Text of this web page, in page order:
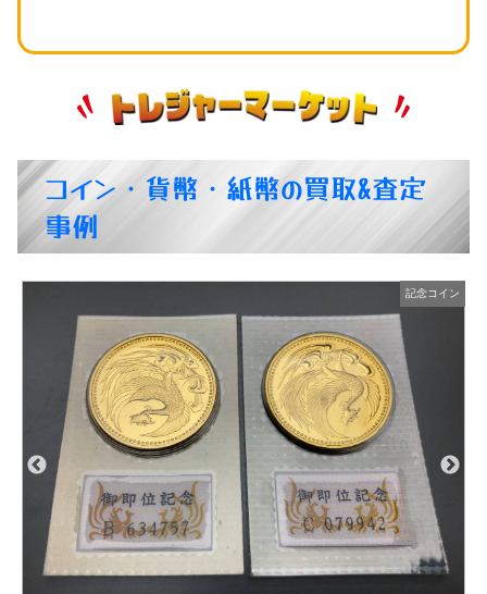
コイン・貨幣・紙幣の買取&査定
事例
記念コイン